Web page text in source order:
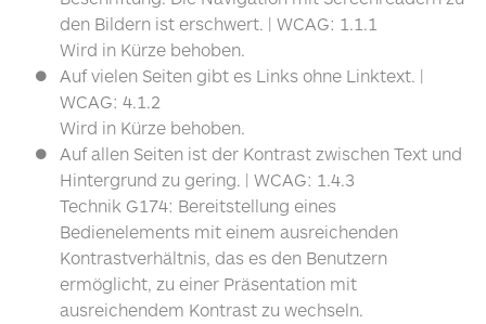
den Bildern ist erschwert. | WCAG: 1.1.1
Wird in Kürze behoben.
Auf vielen Seiten gibt es Links ohne Linktext. |
WCAG: 4.1.2
Wird in Kürze behoben.
Auf allen Seiten ist der Kontrast zwischen Text und
Hintergrund zu gering. | WCAG: 1.4.3
Technik G174: Bereitstellung eines
Bedienelements mit einem ausreichenden
Kontrastverhältnis, das es den Benutzern
ermöglicht, zu einer Präsentation mit
ausreichendem Kontrast zu wechseln.